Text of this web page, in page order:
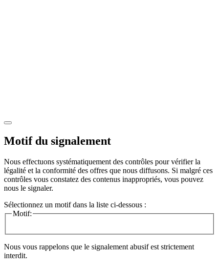
Motif du signalement
Nous effectuons systématiquement des contrôles pour vérifier la
légalité et la conformité des offres que nous diffusons. Si malgré ces
contrôles vous constatez des contenus inappropriés, vous pouvez
nous le signaler.
Sélectionnez un motif dans la liste ci-dessous :
Motif:
Nous vous rappelons que le signalement abusif est strictement
interdit.